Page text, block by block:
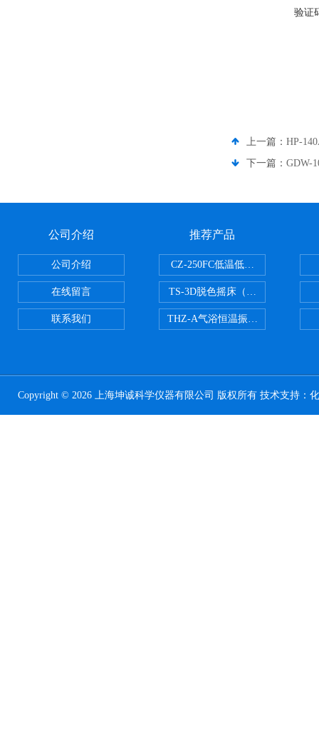
验证
上一篇： HP-
下一篇： GDW-
公司介绍
公司介绍
在线留言
联系我们
推荐产品
CZ-250FC低温低湿种子储藏柜
TS-3D脱色摇床（三维运动）
THZ-A气浴恒温振荡器
Copyright © 2026 上海坤诚科学仪器有限公司 版权所有 技术支持：